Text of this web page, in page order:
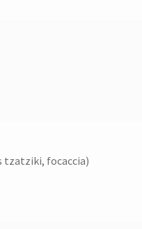
tzatziki, focaccia)